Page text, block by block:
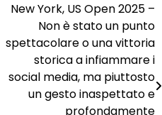
New York, US Open 2025 –
Non è stato un punto
spettacolare o una vittoria
storica a infiammare i
social media, ma piuttosto
un gesto inaspettato e
profondamente